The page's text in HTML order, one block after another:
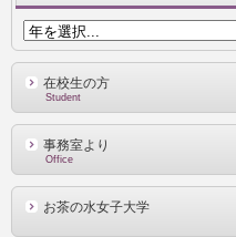
在校生の方
Student
事務室より
Office
お茶の水女子大学